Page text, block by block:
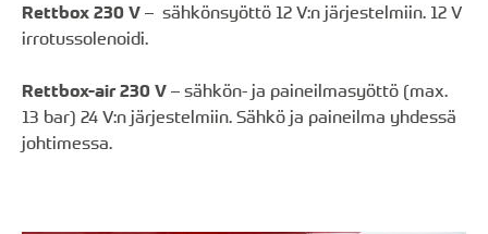
Rettbox 230 V – sähkönsyöttö 12 V:n järjestelmiin. 12 V
irrotussolenoidi.
Rettbox-air 230 V – sähkön- ja paineilmasyöttö (max.
13 bar) 24 V:n järjestelmiin. Sähkö ja paineilma yhdessä
johtimessa.